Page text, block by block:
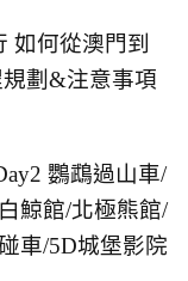
如何從澳門到
劃&注意事項
鸚鵡過山車/
鯨館/北極熊館/
車/5D城堡影院